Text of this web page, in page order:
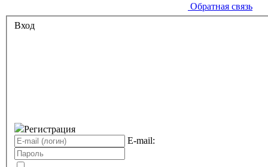
Обратная связь
Вход
Регистрация
E-mail: